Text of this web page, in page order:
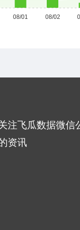
注飞瓜数据微信
资讯